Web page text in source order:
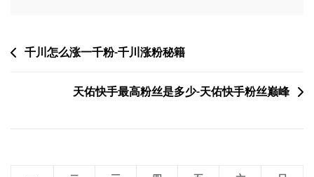
文千川怎么涨一千粉-千川涨粉秘籍
天佑快手最高粉丝是多少-天佑快手粉丝巅峰